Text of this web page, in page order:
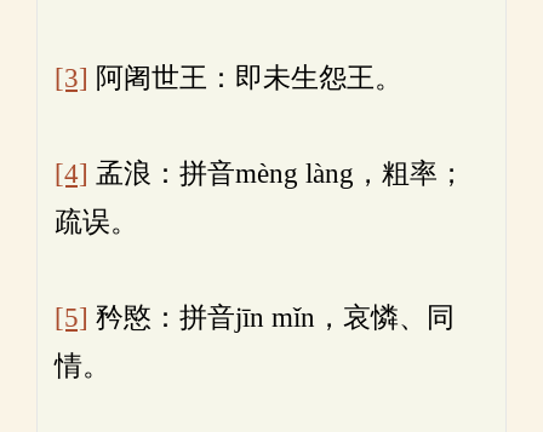
[3] 阿阇世王：即未生怨王。
[4] 孟浪：拼音mèng làng，粗率；
疏误。
[5] 矜愍：拼音jīn mǐn，哀憐、同
情。